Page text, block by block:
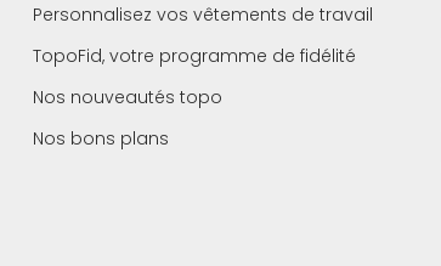
Personnalisez vos vêtements de travail
TopoFid, votre programme de fidélité
Nos nouveautés topo
Nos bons plans